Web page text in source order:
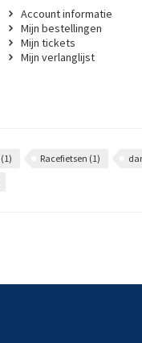
Account informatie
Mijn bestellingen
Mijn tickets
Mijn verlanglijst
(1) Racefietsen (1)